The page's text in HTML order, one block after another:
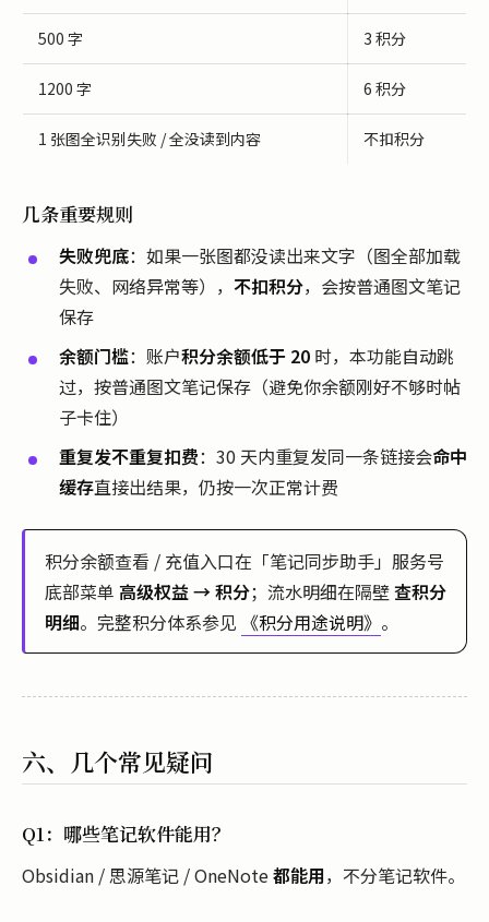
500 字 3 积分
1200 字 6 积分
1 张图全识别失败 / 全没读到内容 不扣积分
几条重要规则
失败兜底：如果一张图都没读出来文字（图全部加载
失败、网络异常等）， 不扣积分，会按普通图文笔记
保存
余额门槛：账户积分余额低于 20 时，本功能自动跳
过，按普通图文笔记保存（避免你余额刚好不够时帖
子卡住）
重复发不重复扣费：30 天内重复发同一条链接会命中
缓存直接出结果，仍按一次正常计费
积分余额查看 / 充值入口在「笔记同步助手」服务号
底部菜单 高级权益 → 积分；流水明细在隔壁查积分
明细。完整积分体系参见 《积分用途说明》 。
六、几个常见疑问
Q1：哪些笔记软件能用？
Obsidian / 思源笔记 / OneNote都能用，不分笔记软件。